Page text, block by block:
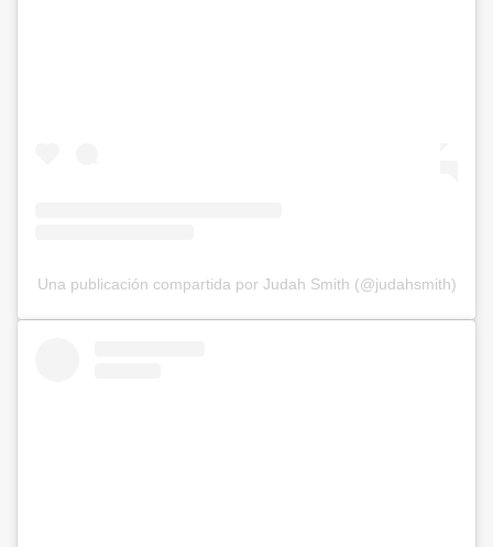
Una publicación compartida por Judah Smith (@judahsmith)